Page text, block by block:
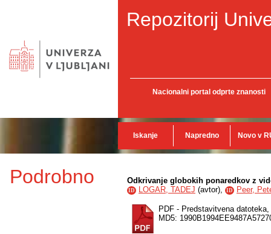
Repozitorij
Nacionalni portal odprte znanosti
Iskanje Napredno Novo v
Podrobno Odkrivanje globokih ponaredkov z
ID LOGAR, TADEJ (avtor), ID Peer,
PDF - Predstavitvena datoteka,
MD5: